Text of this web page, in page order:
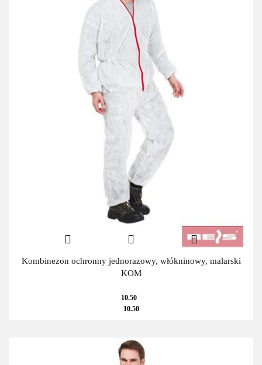
Kombinezon ochronny jednorazowy, włókninowy, malarski
KOM
10.50
10.50